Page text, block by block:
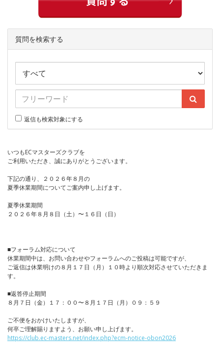
質問を検索する
返信も検索対象にする
いつもECマスターズクラブを
ご利用いただき、誠にありがとうございます。
下記の通り、２０２６年８月の
夏季休業期間についてご案内申し上げます。
夏季休業期間
２０２６年８月８日（土）〜１６日（日）
■フォーラム対応について
休業期間中は、お問い合わせやフォーラムへのご投稿は可能ですが、
ご返信は休業明けの８月１７日（月）１０時より順次対応させていただきま
す。
■返答停止期間
８月７日（金）１７：００〜８月１７日（月）０９：５９
ご不便をおかけいたしますが、
何卒ご理解賜りますよう、お願い申し上げます。
https://club.ec-masters.net/index.php?ecm-notice-obon2026